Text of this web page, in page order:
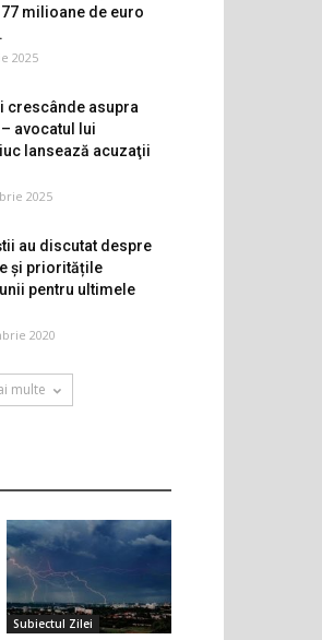
milioane de euro
2025
crescânde asupra
avocatul lui
lansează acuzaţii
2025
au discutat despre
și prioritățile
pentru ultimele
2020
multe
Subiectul Zilei